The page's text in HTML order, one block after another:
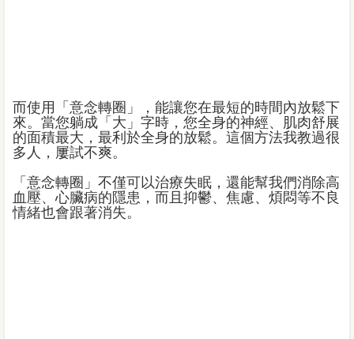
而使用「意念轉圈」，能讓您在最短的時間內放鬆下
來。當您躺成「大」字時，您全身的神經、肌肉舒展
的面積最大，最利於全身的放鬆。這個方法我教過很
多人，屢試不爽。
「意念轉圈」不僅可以治療失眠，還能幫我們消除高
血壓、心臟病的隱患，而且抑鬱、焦慮、煩悶等不良
情緒也會跟著消失。